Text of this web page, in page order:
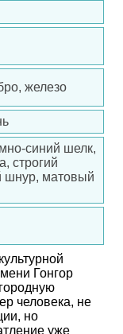
железо
синий шелк,
строгий
шнур, матовый
Гонгор
человека, не
но
уже